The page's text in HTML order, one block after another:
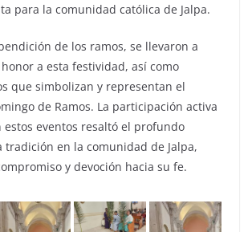
para la comunidad católica de Jalpa.
de los ramos, se llevaron a
a esta festividad, así como
que simbolizan y representan el
de Ramos. La participación activa
estos eventos resaltó el profundo
tradición en la comunidad de Jalpa,
y devoción hacia su fe.